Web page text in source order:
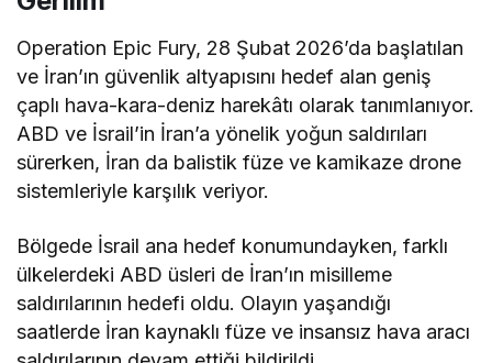
Operation Epic Fury, 28 Şubat 2026’da başlatılan
ve İran’ın güvenlik altyapısını hedef alan geniş
çaplı hava-kara-deniz harekâtı olarak tanımlanıyor.
ABD ve İsrail’in İran’a yönelik yoğun saldırıları
sürerken, İran da balistik füze ve kamikaze drone
sistemleriyle karşılık veriyor.
Bölgede İsrail ana hedef konumundayken, farklı
ülkelerdeki ABD üsleri de İran’ın misilleme
saldırılarının hedefi oldu. Olayın yaşandığı
saatlerde İran kaynaklı füze ve insansız hava aracı